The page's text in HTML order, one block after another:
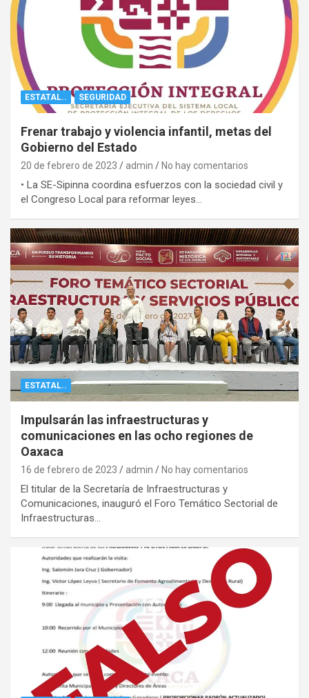
ESTATAL.. SEGURIDAD
Frenar trabajo y violencia infantil, metas del
Gobierno del Estado
20 de febrero de 2023 admin No hay comentarios
• La SE-Sipinna coordina esfuerzos con la sociedad civil y
el Congreso Local para reformar leyes…
ESTATAL..
Impulsarán las infraestructuras y
comunicaciones en las ocho regiones de
Oaxaca
16 de febrero de 2023 admin No hay comentarios
El titular de la Secretaría de Infraestructuras y
Comunicaciones, inauguró el Foro Temático Sectorial de
Infraestructuras…